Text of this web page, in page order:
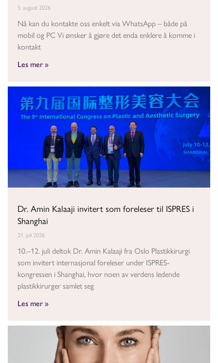
5. august 2026
Nå kan du kontakte oss enkelt via WhatsApp – både på
mobil og PC Vi ønsker å gjøre det enda enklere å komme i
kontakt
Les mer »
Dr. Amin Kalaaji invitert som foreleser til ISPRES i
Shanghai
21. juli 2026
10.–12. juli deltok Dr. Amin Kalaaji fra Oslo Plastikkirurgi
som invitert internasjonal foreleser under ISPRES-
kongressen i Shanghai, hvor noen av verdens ledende
plastikkirurger samlet seg
Les mer »